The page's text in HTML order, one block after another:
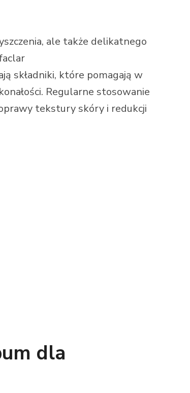
ale także delikatnego
składniki, które pomagają w
Regularne stosowanie
tekstury skóry i redukcji
dla